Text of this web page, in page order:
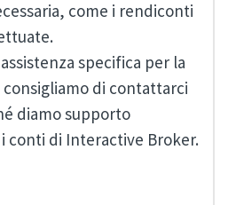
come i rendiconti
specifica per la
di contattarci
diamo supporto
conti di Interactive Broker.